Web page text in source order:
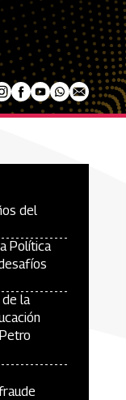
del
Política
de la